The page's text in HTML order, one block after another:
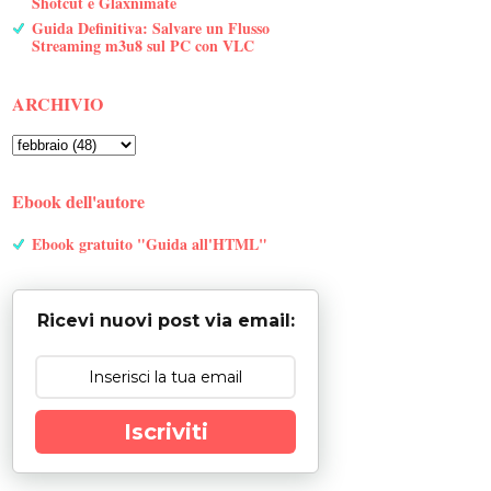
Guida Definitiva: Salvare un Flusso
Streaming m3u8 sul PC con VLC
ARCHIVIO
Ebook dell'autore
Ebook gratuito "Guida all'HTML"
Ricevi nuovi post via email:
Iscriviti